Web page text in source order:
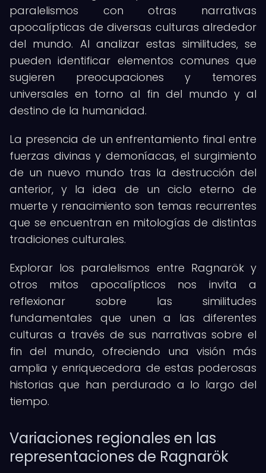
paralelismos con otras narrativas
apocalípticas de diversas culturas alrededor
del mundo. Al analizar estas similitudes, se
pueden identificar elementos comunes que
sugieren preocupaciones y temores
universales en torno al fin del mundo y al
destino de la humanidad.
La presencia de un enfrentamiento final entre
fuerzas divinas y demoníacas, el surgimiento
de un nuevo mundo tras la destrucción del
anterior, y la idea de un ciclo eterno de
muerte y renacimiento son temas recurrentes
que se encuentran en mitologías de distintas
tradiciones culturales.
Explorar los paralelismos entre Ragnarök y
otros mitos apocalípticos nos invita a
reflexionar sobre las similitudes
fundamentales que unen a las diferentes
culturas a través de sus narrativas sobre el
fin del mundo, ofreciendo una visión más
amplia y enriquecedora de estas poderosas
historias que han perdurado a lo largo del
tiempo.
Variaciones regionales en las
representaciones de Ragnarök